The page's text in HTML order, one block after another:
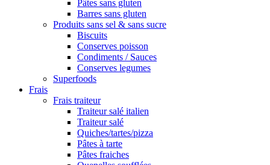
Pâtes sans gluten
Barres sans gluten
Produits sans sel & sans sucre
Biscuits
Conserves poisson
Condiments / Sauces
Conserves legumes
Superfoods
Frais
Frais traiteur
Traiteur salé italien
Traiteur salé
Quiches/tartes/pizza
Pâtes à tarte
Pâtes fraiches